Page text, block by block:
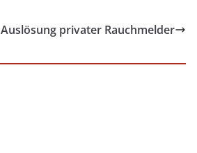
Auslösung privater Rauchmelder